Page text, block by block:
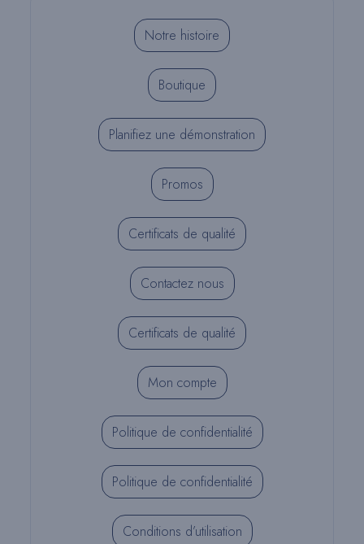
Notre histoire
Boutique
Planifiez une démonstration
Promos
Certificats de qualité
Contactez nous
Certificats de qualité
Mon compte
Politique de confidentialité
Politique de confidentialité
Conditions d’utilisation